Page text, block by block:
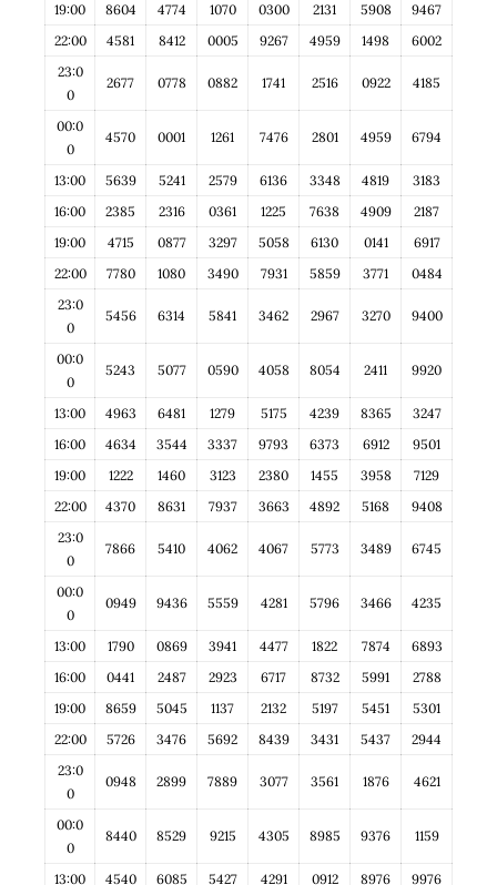
19:00
8604 4774 1070 0300 2131 5908
9467
22:00
4581 8412 0005 9267 4959 1498
6002
23:0
0
2677 0778 0882 1741 2516 0922 4185
00:0
0
4570 0001 1261 7476 2801 4959 6794
13:00 5639 5241 2579 6136 3348 4819
3183
16:00
2385 2316 0361 1225 7638 4909
2187
19:00
4715 0877 3297 5058 6130 0141
6917
22:00
7780 1080 3490 7931 5859 3771
0484
23:0
0
5456 6314 5841 3462 2967 3270 9400
00:0
0
5243 5077 0590 4058 8054 2411 9920
13:00 4963 6481 1279 5175 4239 8365
3247
16:00
4634 3544 3337 9793 6373 6912
9501
19:00
1222 1460 3123 2380 1455 3958
7129
22:00
4370 8631 7937 3663 4892 5168
9408
23:0
0
7866 5410 4062 4067 5773 3489 6745
00:0
0
0949 9436 5559 4281 5796 3466 4235
13:00 1790 0869 3941 4477 1822 7874
6893
16:00
0441 2487 2923 6717 8732 5991
2788
19:00
8659 5045 1137 2132 5197 5451
5301
22:00
5726 3476 5692 8439 3431 5437
2944
23:0
0
0948 2899 7889 3077 3561 1876 4621
00:0
0
8440 8529 9215 4305 8985 9376 1159
13:00 4540 6085 5427 4291 0912 8976
9976